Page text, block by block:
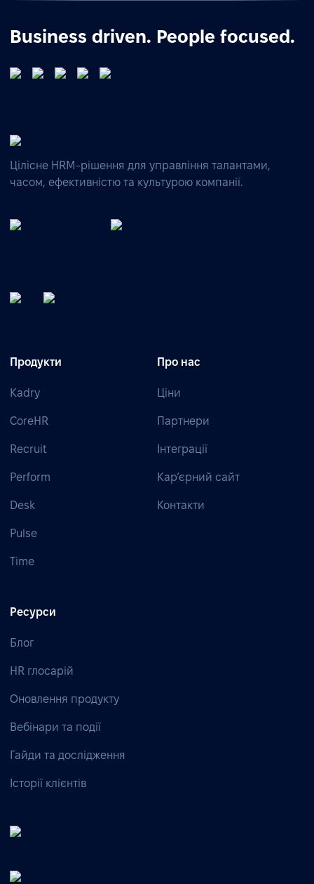
Business driven. People focused.
Цілісне HRM-рішення для управління талантами,
часом, ефективністю та культурою компанії.
Продукти
Kadry
CoreHR
Recruit
Perform
Desk
Pulse
Time
Про нас
Ціни
Партнери
Інтеграції
Кар’єрний сайт
Контакти
Ресурси
Блог
HR глосарій
Оновлення продукту
Вебінари та події
Гайди та дослідження
Історії клієнтів